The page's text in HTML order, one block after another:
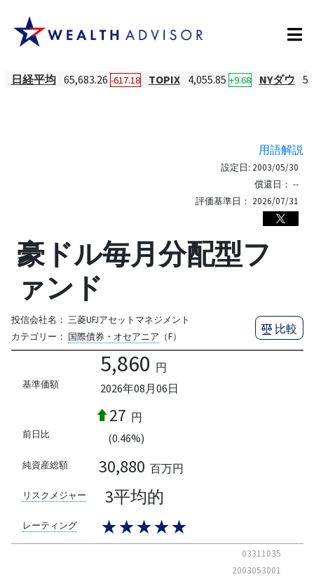
日経平均 65,683.26 -617.18 TOPIX 4,055.85 +9.68 NYダウ
用語解説
設定日: 2003/05/30
償還日： --
評価基準日： 2026/07/31
豪ドル毎月分配型フ
ァンド
投信会社名： 三菱UFJアセットマネジメント
カテゴリー： 国際債券・オセアニア （F）
比較
基準価額
5,860 円
2026年08月06日
前日比
27 円
(0.46%)
純資産総額 30,880 百万円
リスクメジャー 3平均的
レーティング ★★★★★
03311035
2003053001